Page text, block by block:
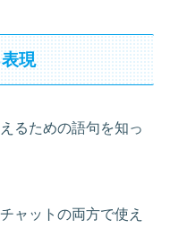
現
るための語句を知っ
ャットの両方で使え